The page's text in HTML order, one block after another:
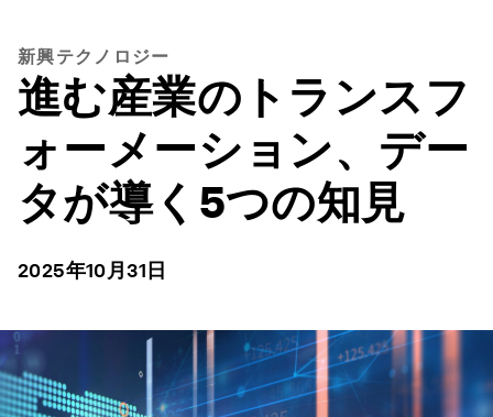
新興テクノロジー
進む産業のトランスフ
ォーメーション、デー
タが導く5つの知見
2025年10月31日